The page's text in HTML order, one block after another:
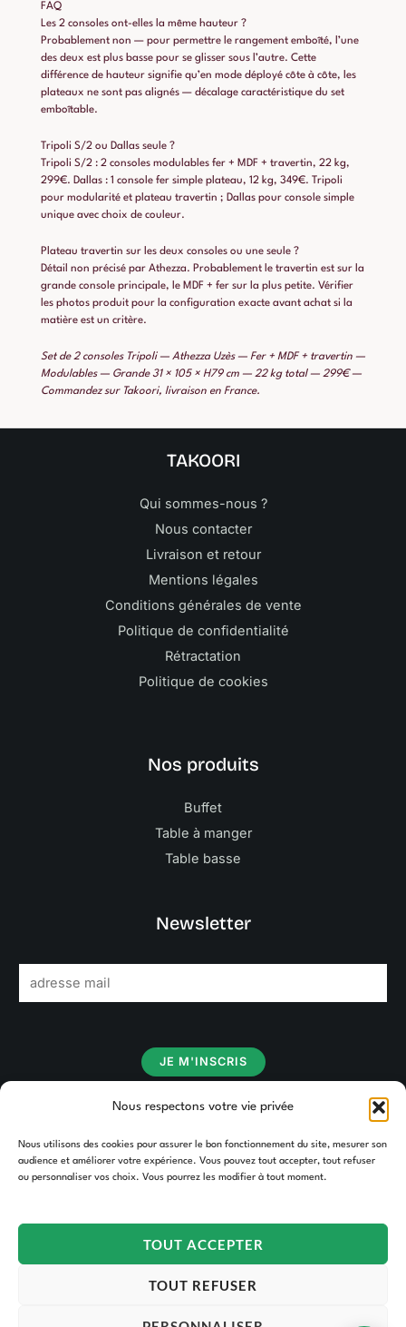
Nous respectons votre vie privée
Nous utilisons des cookies pour assurer le bon fonctionnement du site, mesurer son
audience et améliorer votre expérience. Vous pouvez tout accepter, tout refuser
ou personnaliser vos choix. Vous pourrez les modifier à tout moment.
TOUT ACCEPTER
TOUT REFUSER
FAQ
Les 2 consoles ont-elles la même hauteur ?
Probablement non — pour permettre le rangement emboîté, l’une
des deux est plus basse pour se glisser sous l’autre. Cette
différence de hauteur signifie qu’en mode déployé côte à côte, les
plateaux ne sont pas alignés — décalage caractéristique du set
emboîtable.
Tripoli S/2 ou Dallas seule ?
Tripoli S/2 : 2 consoles modulables fer + MDF + travertin, 22 kg,
299€. Dallas : 1 console fer simple plateau, 12 kg, 349€. Tripoli
pour modularité et plateau travertin ; Dallas pour console simple
unique avec choix de couleur.
Plateau travertin sur les deux consoles ou une seule ?
Détail non précisé par Athezza. Probablement le travertin est sur la
grande console principale, le MDF + fer sur la plus petite. Vérifier
les photos produit pour la configuration exacte avant achat si la
matière est un critère.
Set de 2 consoles Tripoli — Athezza Uzès — Fer + MDF + travertin —
Modulables — Grande 31 × 105 × H79 cm — 22 kg total — 299€ —
Commandez sur Takoori, livraison en France.
TAKOORI
Qui sommes-nous ?
Nous contacter
Livraison et retour
Mentions légales
Conditions générales de vente
Politique de confidentialité
Rétractation
Politique de cookies
Nos produits
Buffet
Table à manger
Table basse
Newsletter
m
JE M'INSCRIS